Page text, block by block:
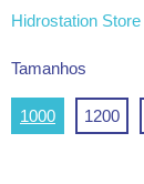
Hidrostation Store
Tamanhos
1000 1200